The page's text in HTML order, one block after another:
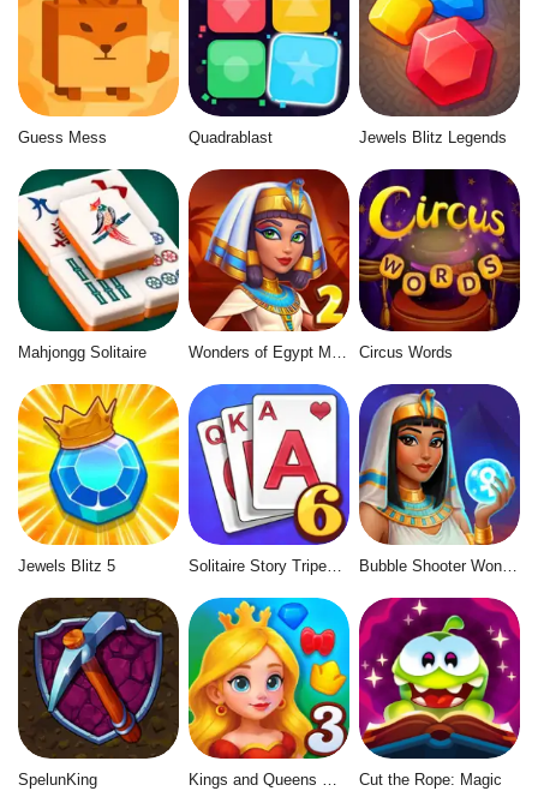
Guess Mess Quadrablast Jewels Blitz Legends
Mahjongg Solitaire Circus Words
Jewels Blitz 5 Solitaire Story Tripeaks 6 Bubble Shooter Wonders of Egypt
SpelunKing Kings and Queens Match 3 Cut the Rope: Magic